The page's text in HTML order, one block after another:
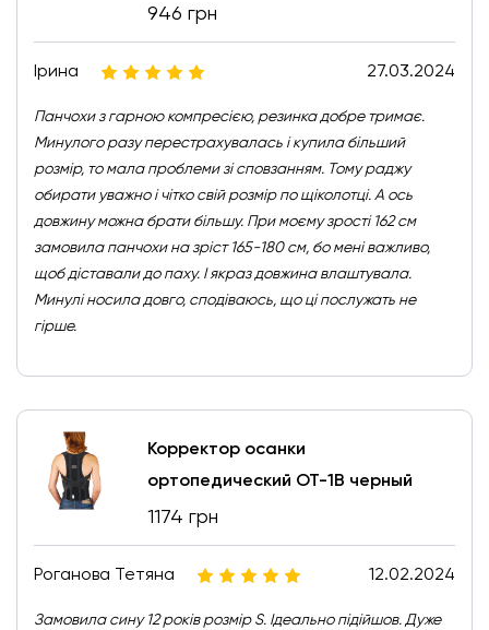
946 грн
Ірина 27.03.2024
Панчохи з гарною компресією, резинка добре тримає.
Минулого разу перестрахувалась і купила більший
розмір, то мала проблеми зі сповзанням. Тому раджу
обирати уважно і чітко свій розмір по щіколотці. А ось
довжину можна брати більшу. При моєму зрості 162 см
замовила панчохи на зріст 165-180 см, бо мені важливо,
щоб діставали до паху. І якраз довжина влаштувала.
Минулі носила довго, сподіваюсь, що ці послужать не
гірше.
Корректор осанки
ортопедический ОТ-1В черный
1174 грн
Роганова Тетяна 12.02.2024
Замовила сину 12 років розмір S. Ідеально підійшов. Дуже